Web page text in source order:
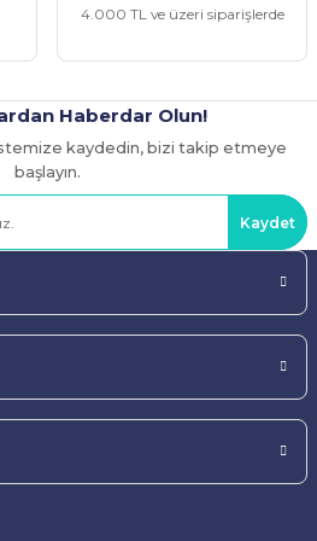
Gönder
4.000 TL ve üzeri siparişlerde
Haberdar Olun!
kaydedin, bizi takip etmeye
başlayın.
Kaydet